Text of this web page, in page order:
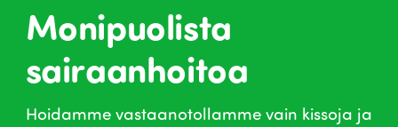
Monipuolista
sairaanhoitoa
Hoidamme vastaanotollamme vain kissoja ja